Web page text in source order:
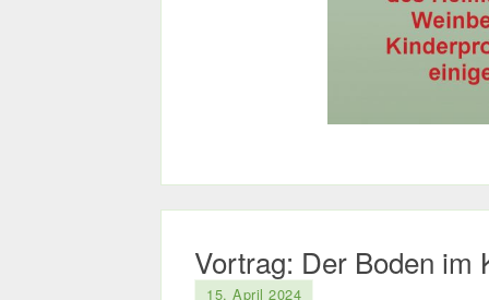
Vortrag: Der Boden im
15. April 2024